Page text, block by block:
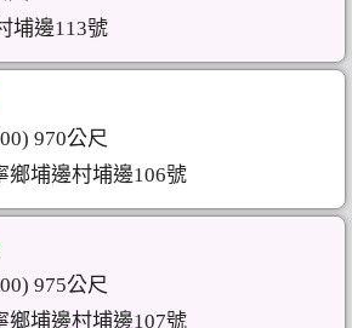
埔邊113號
970公尺
鄉埔邊村埔邊106號
975公尺
鄉埔邊村埔邊107號